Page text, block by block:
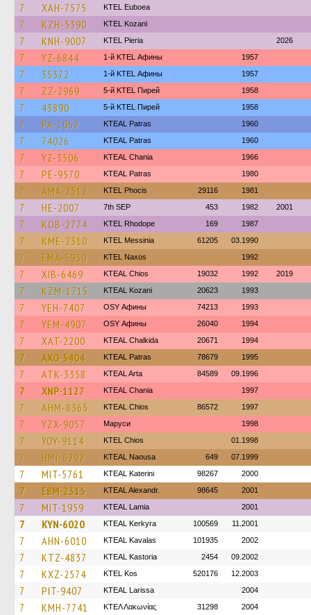
7 XAH-7575 ΚΤΕL Euboea
7 KZH-5390 ΚΤΕL Kozani
7 KNH-9007 KTEL Pieria 2026
7 YZ-6844 1-й KTEL Афины 1957
7 35372 1-й KTEL Афины 1957
7 ZZ-2969 5-й KTEL Пирей 1958
7 43890 5-й KTEL Пирей 1958
7 PA-1062 KTEAL Patras 1960
7 74026 KTEAL Patras 1960
7 YZ-3506 KTEAL Chania 1966
7 PE-9570 KTEAL Patras 1980
7 AMA-2512 ΚΤΕL Phocis 29116 1981
7 HE-2007 7th SEP 453 1982 2001
7 KOB-2774 KTEL Rhodope 169 1987
7 KME-2310 KTEL Messinia 61205 03.1990
7 EMA-5930 KTEL Naxos 1992
7 XIB-6469 KTEAL Chios 19032 1992 2019
7 KZM-1715 KTEAL Kozani 20623 1993
7 YEH-7407 OSY Афины 74213 1993
7 YEM-4907 OSY Афины 26040 1994
7 XAT-2200 KTEAL Chalkida 20671 1994
7 AXO-5404 KTEAL Patras 78679 1995
7 ATK-3358 KTEAL Arta 84589 09.1996
7 XNP-1127 KTEAL Chania 1997
7 AHM-8365 KTEAL Chios 86572 1997
7 YZX-9057 Маруси 1998
7 YOY-9114 KTEL Chios 01.1998
7 HMI-6292 KTEAL Naousa 649 07.1999
7 MIT-5761 KTEAL Katerini 98267 2000
7 EBM-2315 KTEAL Alexandr. 98645 2001
7 MIT-1959 KTEAL Lamia 2001
7 KYN-6020 KTEAL Kerkyra 100569 11.2001
7 AHN-6010 KTEAL Kavalas 101935 2002
7 KTZ-4837 KTEAL Kastoria 2454 09.2002
7 KXZ-2574 KTEL Kos 520176 12.2003
7 PIT-9407 KTEAL Larissa 2004
7 KMH-7741 ΚΤΕΛ Λακωνίας 31298 2004